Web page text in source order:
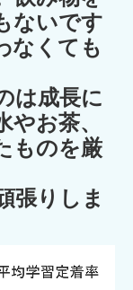
ないです
なくても
は成長に
お茶、
ものを厳
張りしま